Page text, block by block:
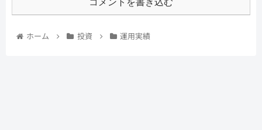
コメントを書き込む
ホーム 投資 運用実績